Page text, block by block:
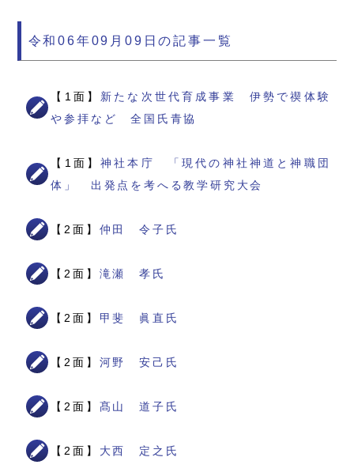
令和06年09月09日の記事一覧
【1面】 新たな次世代育成事業 伊勢で禊体験
や参拝など 全国氏青協
【1面】神社本庁 「現代の神社神道と神職団
体」 出発点を考へる教学研究大会
【2面】 仲田 令子氏
【2面】 滝瀬 孝氏
【2面】 甲斐 眞直氏
【2面】 河野 安己氏
【2面】 髙山 道子氏
【2面】 大西 定之氏